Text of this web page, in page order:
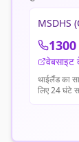
MSDHS
1300
वेबसाइट
थाईलैंड का
लिए 24 घंटे